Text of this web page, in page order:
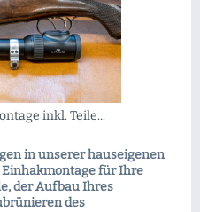
inkl. Teile...
in unserer hauseigenen
für Ihre
der Aufbau Ihres
des